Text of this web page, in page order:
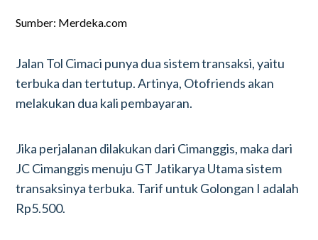
Sumber: Merdeka.com
Jalan Tol Cimaci punya dua sistem transaksi, yaitu
terbuka dan tertutup. Artinya, Otofriends akan
melakukan dua kali pembayaran.
Jika perjalanan dilakukan dari Cimanggis, maka dari
JC Cimanggis menuju GT Jatikarya Utama sistem
transaksinya terbuka. Tarif untuk Golongan I adalah
Rp5.500.